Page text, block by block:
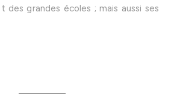
des grandes écoles ; mais aussi ses